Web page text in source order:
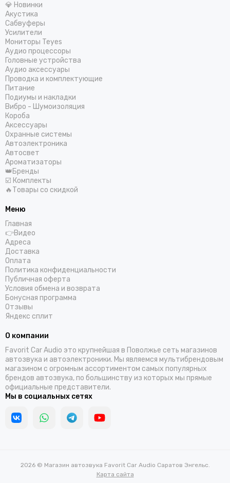
💎 Новинки
Акустика
Сабвуферы
Усилители
Мониторы Teyes
Аудио процессоры
Головные устройства
Аудио аксессуары
Проводка и комплектующие
Питание
Подиумы и накладки
Вибро - Шумоизоляция
Короба
Аксессуары
Охранные системы
Автоэлектроника
Автосвет
Ароматизаторы
👑Бренды
☑️ Комплекты
🔥Товары со скидкой
Меню
Главная
👉Видео
Адреса
Доставка
Оплата
Политика конфиденциальности
Публичная оферта
Условия обмена и возврата
Бонусная программа
Отзывы
Яндекс сплит
О компании
Favorit Car Audio это крупнейшая в Поволжье сеть магазинов
автозвука и автоэлектроники. Мы являемся мультибрендовым
магазином с огромным ассортиментом самых популярных
брендов автозвука, по большинству из которых мы прямые
официальные представители.
Мы в социальных сетях
2026 © Магазин автозвука Favorit Car Audio Саратов Энгельс.
Карта сайта